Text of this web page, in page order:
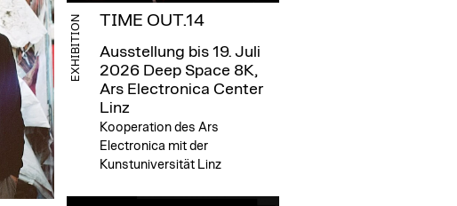
EXHIBITION TIME OUT.14
Ausstellung bis 19. Juli
2026Deep Space 8K,
Ars Electronica Center
Linz
Kooperation des Ars
Electronica mit der
Kunstuniversität Linz